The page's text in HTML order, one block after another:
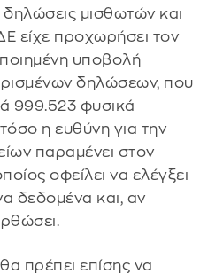
μισθωτών και
είχε προχωρήσει τον
υποβολή
δηλώσεων, που
999.523 φυσικά
η ευθύνη για την
παραμένει στον
οφείλει να ελέγξει
δεδομένα και, αν
πρέπει επίσης να